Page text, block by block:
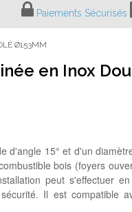
Paiements Sécurisés
Ø153MM
en Inox
d'angle 15° et d'un
bois (foyers
peut s'effectuer
Il est compatible